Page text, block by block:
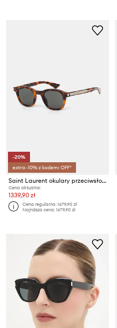
-20%
extra -10% z kodem: OFF*
Saint Laurent okulary przeciwsłoneczne kwadratowe
Cena aktualna:
1339,90 zł
Cena regularna:1679,90 zł
Najniższa cena:1679,90 zł